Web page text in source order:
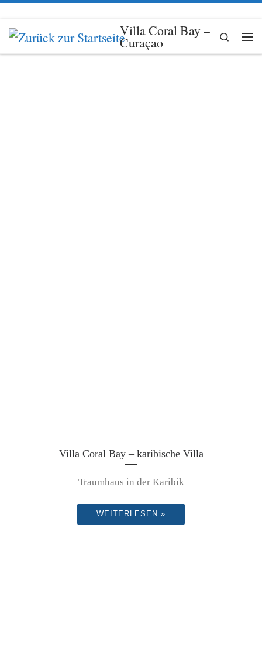
Villa Coral Bay –
Curaçao
Search
Villa Coral Bay – karibische Villa
Traumhaus in der Karibik
WEITERLESEN »